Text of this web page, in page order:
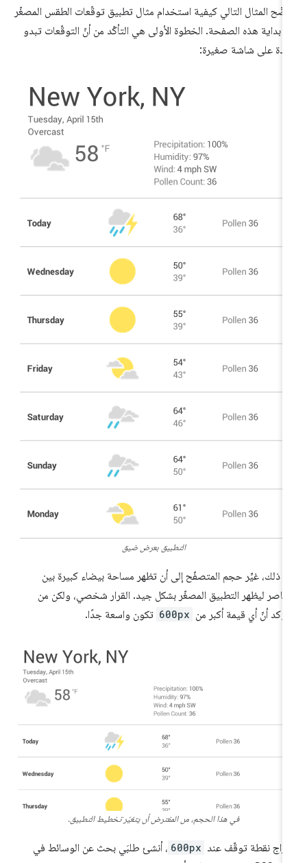
المثال التالي كيفية استخدام مثال تطبيق توقّعات الطقس المصغّر
بداية هذه الصفحة. الخطوة الأولى هي التأكّد من أنّ التوقّعات تبدو
على شاشة صغيرة:
التطبيق بعرض ضيق
ذلك، غيِّر حجم المتصفّح إلى أن تظهر مساحة بيضاء كبيرة بين
ليظهر التطبيق المصغّر بشكل جيد. القرار شخصي، ولكن من
أنّ أي قيمة أكبر من 600px تكون واسعة جدًا.
في هذا الحجم، من المفترض أن يتغيّر تخطيط التطبيق.
نقطة توقّف عند 600px ، أنشئ طلبَي بحث عن الوسائط في